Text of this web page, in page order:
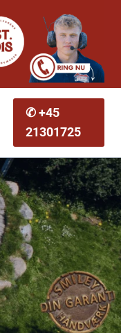
✆ +45
21301725